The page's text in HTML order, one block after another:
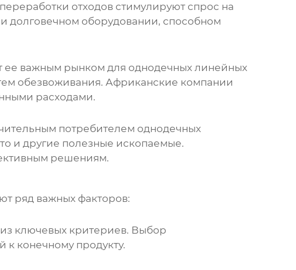
отходов стимулируют спрос на
долговечном оборудовании, способном
ее важным рынком для однодечных линейных
обезвоживания. Африканские компании
расходами.
потребителем однодечных
и другие полезные ископаемые.
решениям.
ряд важных факторов:
из ключевых критериев. Выбор
к конечному продукту.